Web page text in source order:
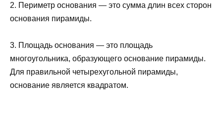
2. Периметр основания — это сумма длин всех сторон
основания пирамиды.
3. Площадь основания — это площадь
многоугольника, образующего основание пирамиды.
Для правильной четырехугольной пирамиды,
основание является квадратом.